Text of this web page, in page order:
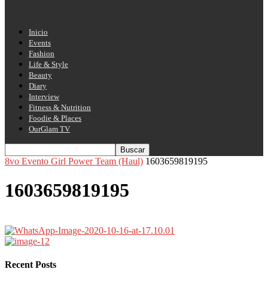
Inicio
Events
Fashion
Life & Style
Beauty
Diary
Interview
Fitness & Nutrition
Foodie & Places
OurGlam TV
8vo Evento Girl Power Team (Haul) 1603659819195
1603659819195
Recent Posts